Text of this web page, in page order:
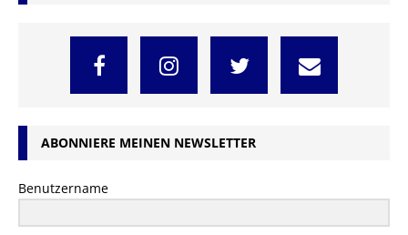
ABONNIERE MEINEN NEWSLETTER
Benutzername